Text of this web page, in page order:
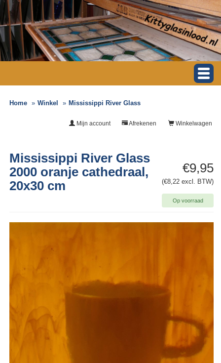
Home Winkel Mississippi River Glass
Winkelwagen
Afrekenen
Mijn account
€9,95
(€8,22 excl. BTW)
Op voorraad
Mississippi River Glass
2000 oranje cathedraal,
20x30 cm